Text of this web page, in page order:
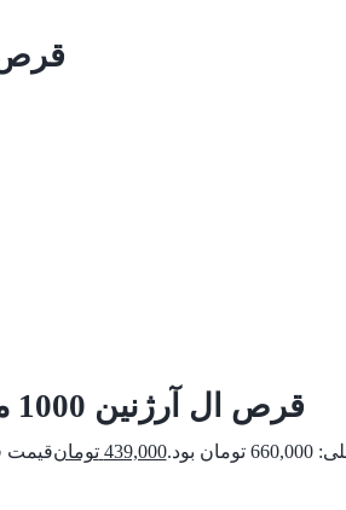
قرص
قرص ال آرژنین 1000 میلی گرم فیشر فلکسان
بود. 439,000 تومان